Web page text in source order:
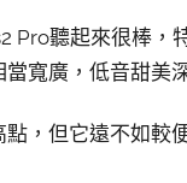
Pro聽起來很棒，
寬廣，低音甜美
，但它遠不如較